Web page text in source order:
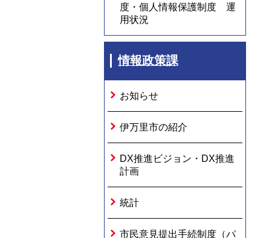
度・個人情報保護制度 運
用状況
情報政策課
お知らせ
伊万里市の紹介
DX推進ビジョン・DX推進
計画
統計
市民意見提出手続制度（パ